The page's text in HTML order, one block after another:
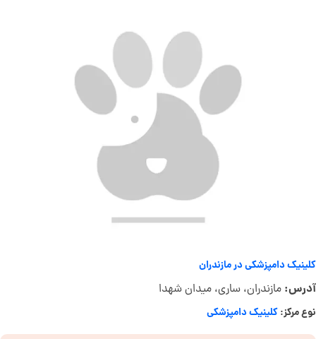
کلینیک دامپزشکی در مازندران
آدرس: مازندران، ساری، میدان شهدا
نوع مرکز:کلینیک دامپزشکی